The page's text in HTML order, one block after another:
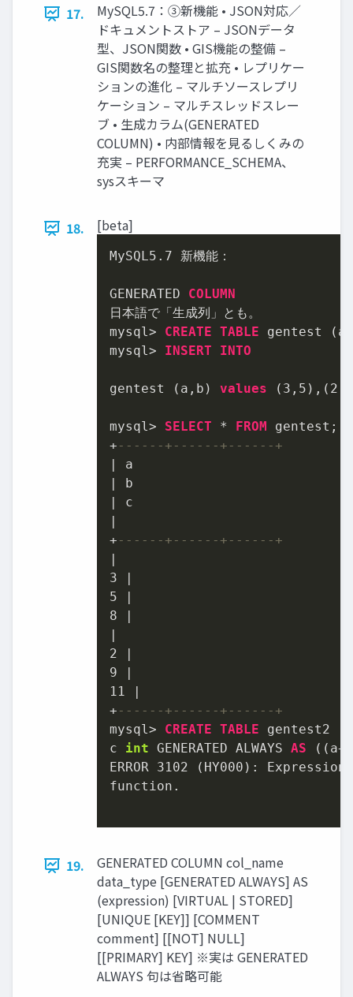
17.
MySQL5.7：③新機能 • JSON対応／
ドキュメントストア – JSONデータ
型、JSON関数 • GIS機能の整備 –
GIS関数名の整理と拡充 • レプリケー
ションの進化 – マルチソースレプリ
ケーション – マルチスレッドスレー
ブ • 生成カラム(GENERATED
COLUMN) • 内部情報を見るしくみの
充実 – PERFORMANCE_SCHEMA、
sysスキーマ
18. [beta]
MySQL5 .7 新機能：
GENERATED COLUMN
日本語で「生成列」とも。
mysql> CREATE TABLE gentest (a
mysql> INSERT INTO
gentest (a,b) values ( 3 , 5 ),( 2
mysql> SELECT * FROM
+ ------+------+------+
|
|
|
|
+ ------+------+------+
|
3
|
5
|
8
|
|
2
|
9
|
11
|
+ ------+------+------+
mysql> CREATE TABLE gentest2
c int GENERATED ALWAYS AS ((a+
ERROR 3102 (HY000): Expression
function.
19.
GENERATED COLUMN col_name
data_type [GENERATED ALWAYS] AS
(expression) [VIRTUAL | STORED]
[UNIQUE [KEY]] [COMMENT
comment] [[NOT] NULL]
[[PRIMARY] KEY] ※実は GENERATED
ALWAYS 句は省略可能